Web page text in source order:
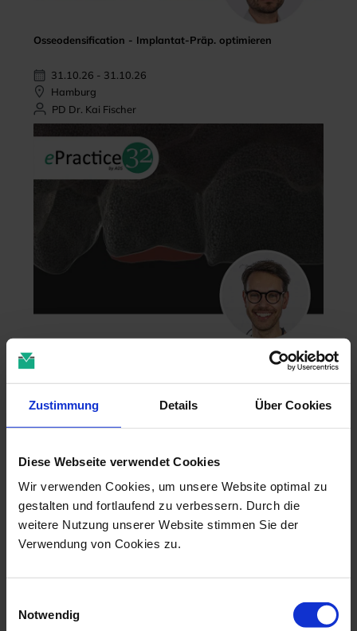
Zustimmung Details Über Cookies
Diese Webseite verwendet Cookies
Wir verwenden Cookies, um unsere Website optimal zu
gestalten und fortlaufend zu verbessern. Durch die
weitere Nutzung unserer Website stimmen Sie der
Verwendung von Cookies zu.
Notwendig
Osseodensification - Implantat-Präp. optimieren
31.10.26 - 31.10.26
Hamburg
PD Dr. Kai Fischer
Zahntechnik im 4D-Zeitalter
online
Dr. Christian Leonhardt